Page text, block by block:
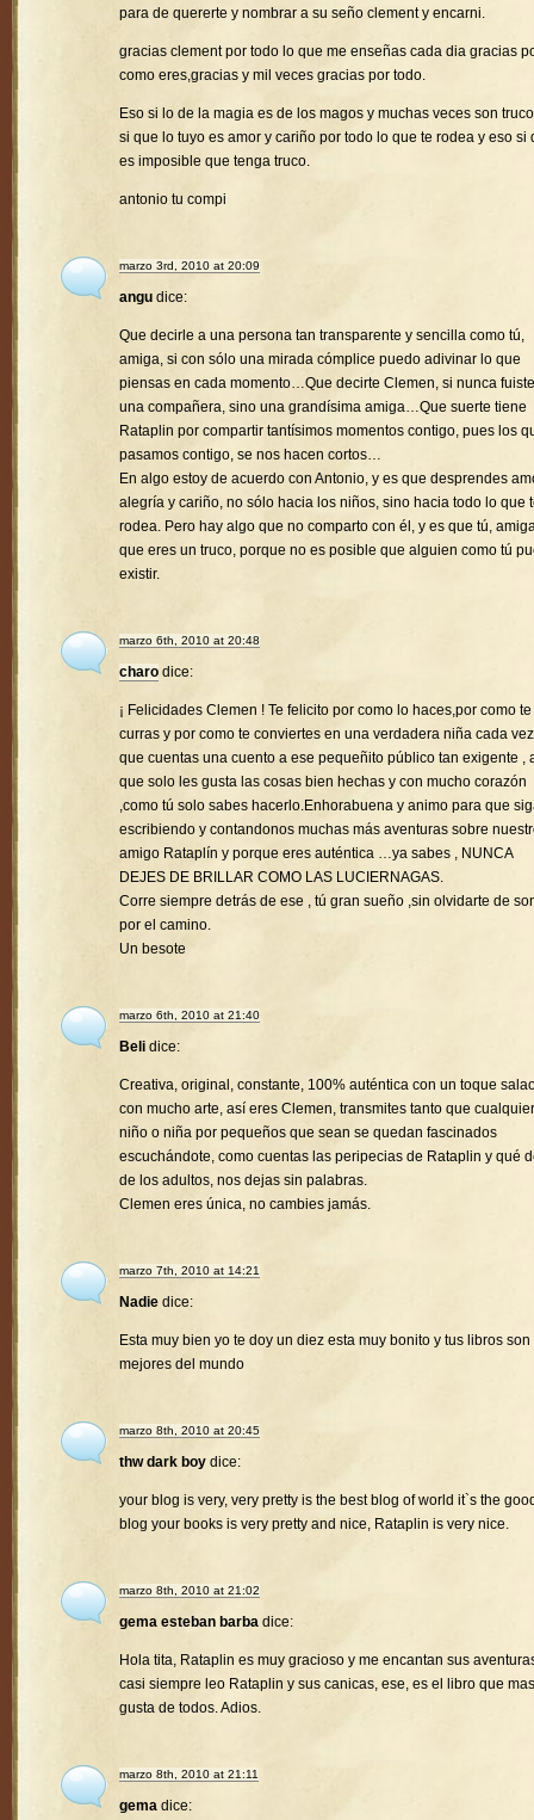
para de quererte y nombrar a su seño clement y encarni.
gracias clement por todo lo que me enseñas cada dia gracias
como eres,gracias y mil veces gracias por todo.
Eso si lo de la magia es de los magos y muchas veces son
si que lo tuyo es amor y cariño por todo lo que te rodea y eso si
es imposible que tenga truco.
antonio tu compi
marzo 3rd, 2010 at 20:09
angu dice:
Que decirle a una persona tan transparente y sencilla como tú,
amiga, si con sólo una mirada cómplice puedo adivinar lo que
piensas en cada momento…Que decirte Clemen, si nunca fuiste
una compañera, sino una grandísima amiga…Que suerte tiene
Rataplin por compartir tantísimos momentos contigo, pues los
pasamos contigo, se nos hacen cortos…
En algo estoy de acuerdo con Antonio, y es que desprendes
alegría y cariño, no sólo hacia los niños, sino hacia todo lo que
rodea. Pero hay algo que no comparto con él, y es que tú,
que eres un truco, porque no es posible que alguien como tú
existir.
marzo 6th, 2010 at 20:48
charo dice:
¡ Felicidades Clemen ! Te felicito por como lo haces,por como
curras y por como te conviertes en una verdadera niña cada vez
que cuentas una cuento a ese pequeñito público tan exigente ,
que solo les gusta las cosas bien hechas y con mucho corazón
,como tú solo sabes hacerlo.Enhorabuena y animo para que
escribiendo y contandonos muchas más aventuras sobre
amigo Rataplín y porque eres auténtica …ya sabes , NUNCA
DEJES DE BRILLAR COMO LAS LUCIERNAGAS.
Corre siempre detrás de ese , tú gran sueño ,sin olvidarte de
por el camino.
Un besote
marzo 6th, 2010 at 21:40
Beli dice:
Creativa, original, constante, 100% auténtica con un toque
con mucho arte, así eres Clemen, transmites tanto que cualquier
niño o niña por pequeños que sean se quedan fascinados
escuchándote, como cuentas las peripecias de Rataplin y qué
de los adultos, nos dejas sin palabras.
Clemen eres única, no cambies jamás.
marzo 7th, 2010 at 14:21
Nadie dice:
Esta muy bien yo te doy un diez esta muy bonito y tus libros son
mejores del mundo
marzo 8th, 2010 at 20:45
thw dark boy dice:
your blog is very, very pretty is the best blog of world it`s the
blog your books is very pretty and nice, Rataplin is very nice.
marzo 8th, 2010 at 21:02
gema esteban barba dice:
Hola tita, Rataplin es muy gracioso y me encantan sus
casi siempre leo Rataplin y sus canicas, ese, es el libro que
gusta de todos. Adios.
marzo 8th, 2010 at 21:11
gema dice: